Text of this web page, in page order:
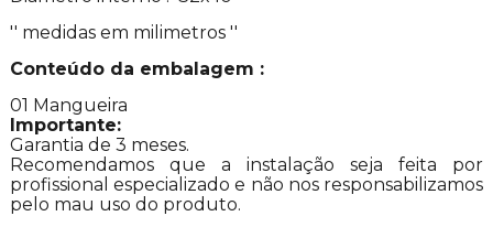
'' medidas em milimetros ''
Conteúdo da embalagem :
01 Mangueira
Importante:
Garantia de 3 meses.
Recomendamos que a instalação seja feita por
profissional especializado e não nos responsabilizamos
pelo mau uso do produto.